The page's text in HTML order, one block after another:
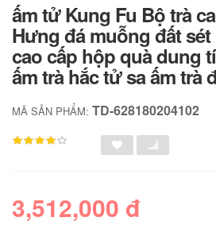
ấm tử Kung Fu Bộ trà
Hưng đá muỗng đất
cao cấp hộp quà dung
ấm trà hắc tử sa ấm trà
MÃ SẢN PHẨM: TD-628180204102
3,512,000 đ